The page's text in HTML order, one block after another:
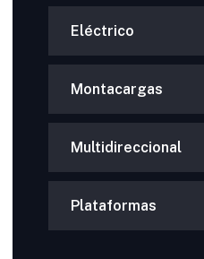
Eléctrico
Montacargas
Multidireccional
Plataformas